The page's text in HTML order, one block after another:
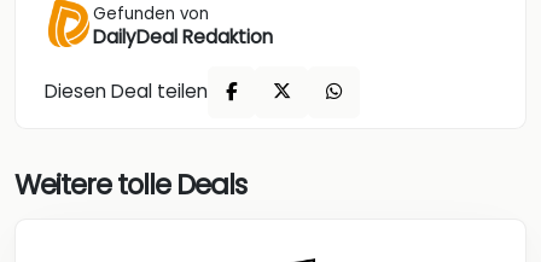
Gefunden von
DailyDeal Redaktion
Diesen Deal teilen
Weitere tolle Deals